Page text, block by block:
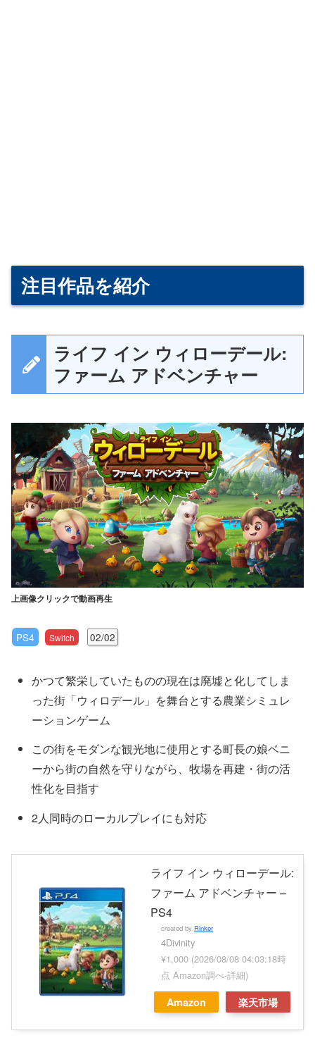
注目作品を紹介
ライフ イン ウィローデール:
ファーム アドベンチャー
上画像クリックで動画再生
PS4 Switch 02/02
かつて繁栄していたものの現在は廃墟と化してしま
った街「ウィロデール」を舞台とする農業シミュレ
ーションゲーム
この街をモダンな観光地に使用とする町長の娘ベニ
ーから街の自然を守りながら、牧場を再建・街の活
性化を目指す
2人同時のローカルプレイにも対応
ライフ イン ウィローデール:
ファーム アドベンチャー –
PS4
created by Rinker
4Divinity
¥1,000 (2026/08/08 04:03:18時
点 Amazon調べ-詳細)
Amazon 楽天市場